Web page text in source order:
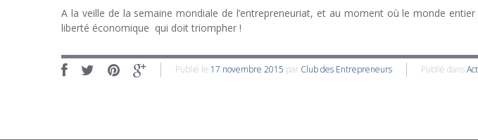
A la veille de la semaine mondiale de l’entrepreneuriat, et au moment où le monde
liberté économique qui doit triompher !
Publié le 17 novembre 2015 par Club des Entrepreneurs Publié dans